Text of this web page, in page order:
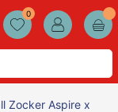
0
Zocker Aspire x